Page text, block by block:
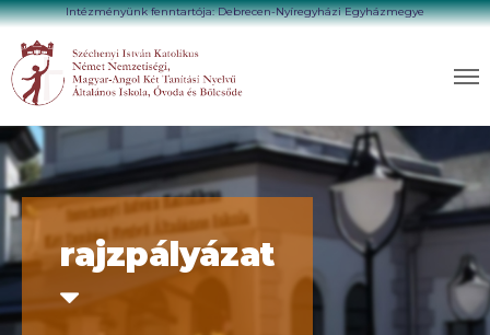
Intézményünk fenntartója: Debrecen-Nyíregyházi Egyházmegye
rajzpályázat